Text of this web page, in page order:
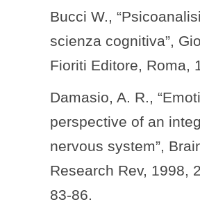
Bucci W.,
scienza cognitiva”,
Fioriti Editore, Roma,
Damasio, A. R.,
perspective of an
nervous system”,
Research Rev, 1998,
83-86.